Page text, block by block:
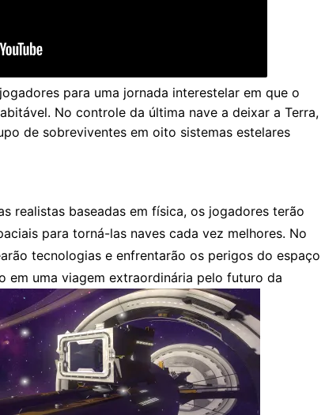
para uma jornada interestelar em que o
No controle da última nave a deixar a Terra,
de sobreviventes em oito sistemas estelares
realistas baseadas em física, os jogadores terão
para torná-las naves cada vez melhores. No
tecnologias e enfrentarão os perigos do espaço
em uma viagem extraordinária pelo futuro da